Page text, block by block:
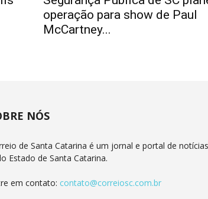
operação para show de Paul
McCartney...
NÓS
de Santa Catarina é um jornal e portal de
Estado de Santa Catarina.
em contato: contato@correiosc.com.br